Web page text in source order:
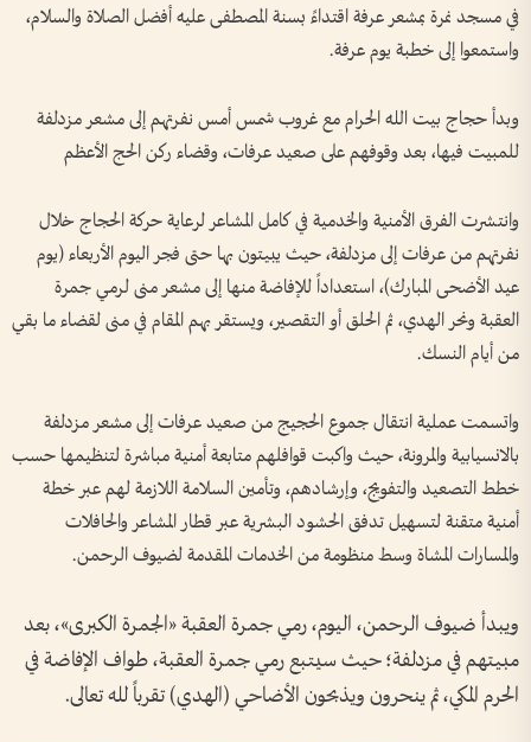
في مسجد نمرة بمشعر عرفة اقتداءً بسنة المصطفى عليه أفضل الصلاة والسلام،
واستمعوا إلى خطبة يوم عرفة.
وبدأ حجاج بيت الله الحرام مع غروب شمس أمس نفرتهم إلى مشعر مزدلفة
للمبيت فيها، بعد وقوفهم على صعيد عرفات، وقضاء ركن الحج الأعظم
وانتشرت الفرق الأمنية والخدمية في كامل المشاعر لرعاية حركة الحجاج خلال
نفرتهم من عرفات إلى مزدلفة، حيث يبيتون بها حتى فجر اليوم الأربعاء (يوم
عيد الأضحى المبارك)، استعداداً للإفاضة منها إلى مشعر منى لرمي جمرة
العقبة ونحر الهدي، ثم الحلق أو التقصير، ويستقر بهم المقام في منى لقضاء ما بقي
من أيام النسك.
واتسمت عملية انتقال جموع الحجيج من صعيد عرفات إلى مشعر مزدلفة
بالانسيابية والمرونة، حيث واكبت قوافلهم متابعة أمنية مباشرة لتنظيمها حسب
خطط التصعيد والتفويج، وإرشادهم، وتأمين السلامة اللازمة لهم عبر خطة
أمنية متقنة لتسهيل تدفق الحشود البشرية عبر قطار المشاعر والحافلات
والمسارات المشاة وسط منظومة من الخدمات المقدمة لضيوف الرحمن.
ويبدأ ضيوف الرحمن، اليوم، رمي جمرة العقبة «الجمرة الكبرى»، بعد
مبيتهم في مزدلفة؛ حيث سيتبع رمي جمرة العقبة، طواف الإفاضة في
الحرم المكي، ثم ينحرون ويذبحون الأضاحي (الهدي) تقرباً لله تعالى.